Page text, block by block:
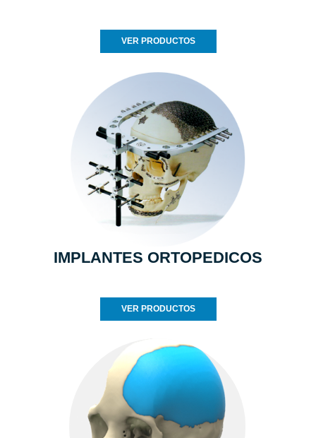
VER PRODUCTOS
IMPLANTES ORTOPEDICOS
VER PRODUCTOS